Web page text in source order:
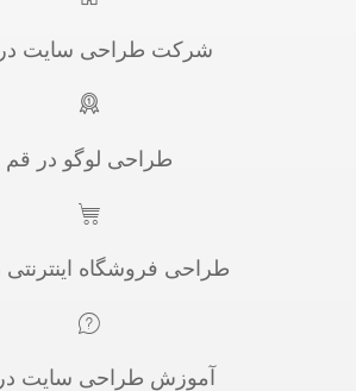
شرکت طراحی سایت
طراحی لوگو در قم
طراحی فروشگاه
آموزش طراحی سایت